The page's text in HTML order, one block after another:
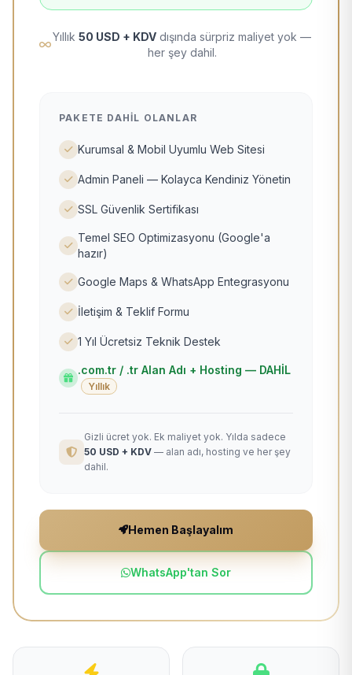
Yıllık 50 USD + KDV dışında sürpriz maliyet yok —
her şey dahil.
PAKETE DAHIL OLANLAR
Kurumsal & Mobil Uyumlu Web Sitesi
Admin Paneli — Kolayca Kendiniz Yönetin
SSL Güvenlik Sertifikası
Temel SEO Optimizasyonu (Google'a
hazır)
Google Maps & WhatsApp Entegrasyonu
İletişim & Teklif Formu
1 Yıl Ücretsiz Teknik Destek
.com.tr / .tr Alan Adı + Hosting — DAHİL
Yıllık
Gizli ücret yok. Ek maliyet yok. Yılda sadece
50 USD + KDV — alan adı, hosting ve her şey
dahil.
Hemen Başlayalım
WhatsApp'tan Sor